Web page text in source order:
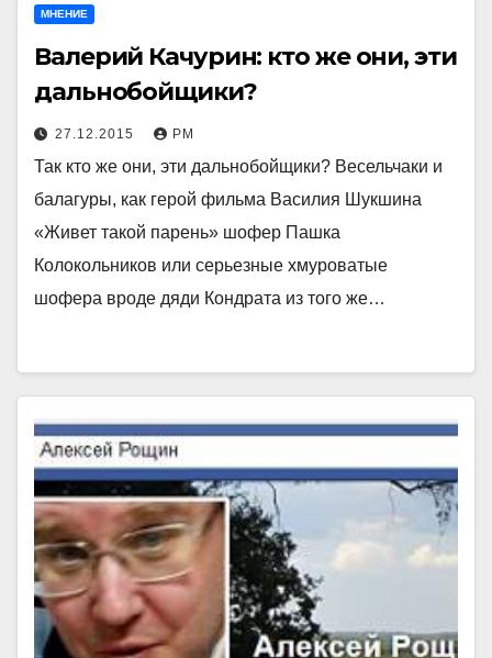
МНЕНИЕ
Валерий Качурин: кто же они, эти
дальнобойщики?
27.12.2015 РМ
Так кто же они, эти дальнобойщики? Весельчаки и
балагуры, как герой фильма Василия Шукшина
«Живет такой парень» шофер Пашка
Колокольников или серьезные хмуроватые
шофера вроде дяди Кондрата из того же…